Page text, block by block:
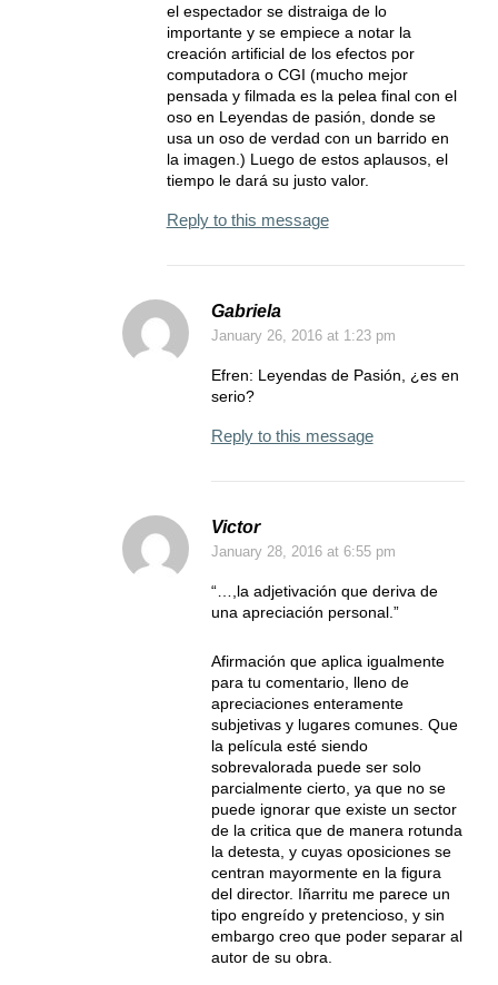
el espectador se distraiga de lo
importante y se empiece a notar la
creación artificial de los efectos por
computadora o CGI (mucho mejor
pensada y filmada es la pelea final con el
oso en Leyendas de pasión, donde se
usa un oso de verdad con un barrido en
la imagen.) Luego de estos aplausos, el
tiempo le dará su justo valor.
Reply to this message
Gabriela
January 26, 2016at 1:23 pm
Efren: Leyendas de Pasión, ¿es en
serio?
Reply to this message
Victor
January 28, 2016at 6:55 pm
“…,la adjetivación que deriva de
una apreciación personal.”
Afirmación que aplica igualmente
para tu comentario, lleno de
apreciaciones enteramente
subjetivas y lugares comunes. Que
la película esté siendo
sobrevalorada puede ser solo
parcialmente cierto, ya que no se
puede ignorar que existe un sector
de la critica que de manera rotunda
la detesta, y cuyas oposiciones se
centran mayormente en la figura
del director. Iñarritu me parece un
tipo engreído y pretencioso, y sin
embargo creo que poder separar al
autor de su obra.